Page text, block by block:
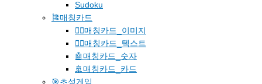
Sudoku
🎏매칭카드
🐱‍🚀매칭카드_이미지
🐱‍👓매칭카드_텍스트
🤖매칭카드_숫자
🚢매칭카드_카드
🎯초성게임